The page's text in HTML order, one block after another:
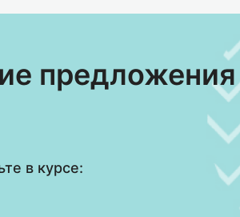
предложения
в курсе: